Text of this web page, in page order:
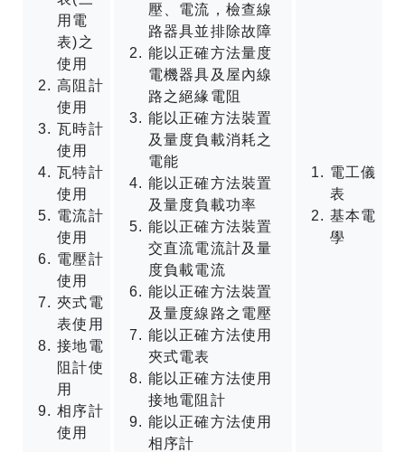
用電
表)之
使用
高阻計
使用
瓦時計
使用
瓦特計
使用
電流計
使用
電壓計
使用
夾式電
表使用
接地電
阻計使
用
相序計
使用
壓、電流，檢查線
路器具並排除故障
能以正確方法量度
電機器具及屋內線
路之絕緣電阻
能以正確方法裝置
及量度負載消耗之
電能
能以正確方法裝置
及量度負載功率
能以正確方法裝置
交直流電流計及量
度負載電流
能以正確方法裝置
及量度線路之電壓
能以正確方法使用
夾式電表
能以正確方法使用
接地電阻計
能以正確方法使用
相序計
電工儀
表
基本電
學